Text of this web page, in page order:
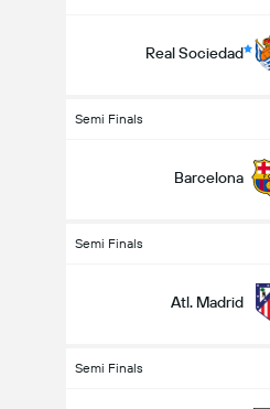
Real Sociedad
Semi Finals
Barcelona
Semi Finals
Atl. Madrid
Semi Finals